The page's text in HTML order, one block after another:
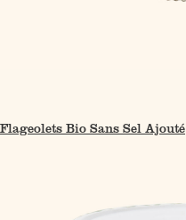
Flageolets Bio Sans Sel Ajouté